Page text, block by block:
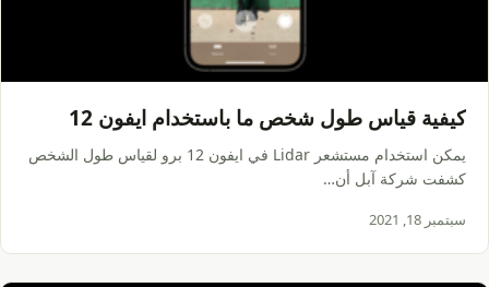
كيفية قياس طول شخص ما باستخدام ايفون 12
يمكن استخدام مستشعر Lidar في ايفون 12 برو لقياس طول الشخص
كشفت شركة آبل أن…
سبتمبر 18, 2021